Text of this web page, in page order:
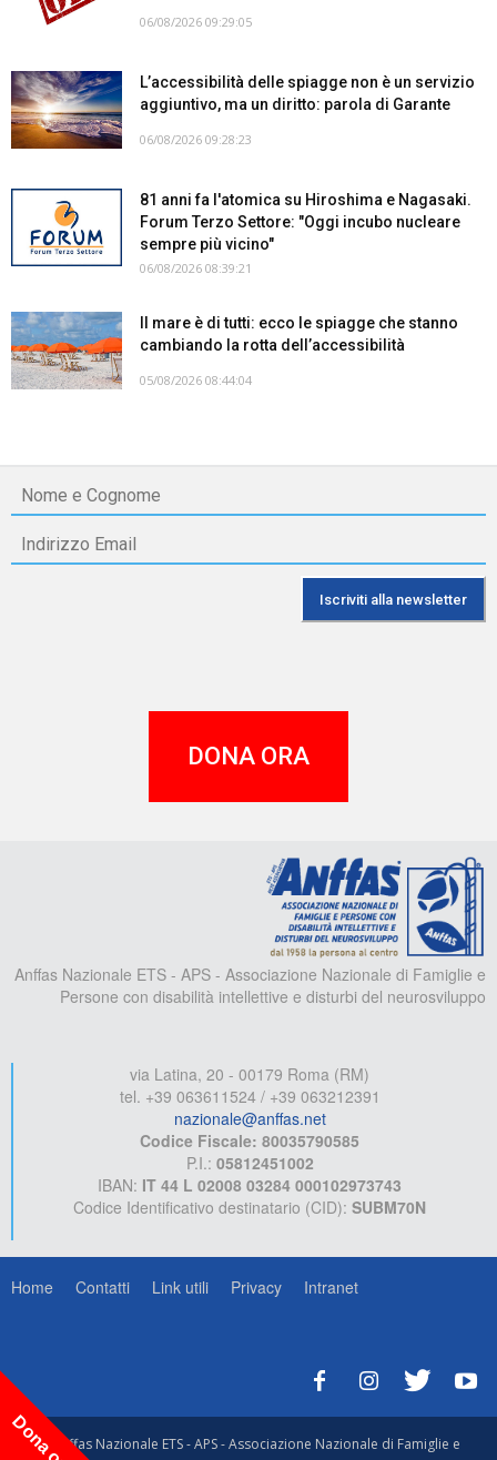
06/08/2026 09:29:05
L’accessibilità delle spiagge non è un servizio
aggiuntivo, ma un diritto: parola di Garante
06/08/2026 09:28:23
81 anni fa l'atomica su Hiroshima e Nagasaki.
Forum Terzo Settore: "Oggi incubo nucleare
sempre più vicino"
06/08/2026 08:39:21
Il mare è di tutti: ecco le spiagge che stanno
cambiando la rotta dell’accessibilità
05/08/2026 08:44:04
DONA ORA
Anffas Nazionale ETS - APS - Associazione Nazionale di Famiglie e
Persone con disabilità intellettive e disturbi del neurosviluppo
via Latina, 20 - 00179 Roma (RM)
tel. +39 063611524 / +39 063212391
nazionale@anffas.net
Codice Fiscale: 80035790585
P.I.: 05812451002
IBAN: IT 44 L 02008 03284 000102973743
Codice Identificativo destinatario (CID): SUBM70N
Home Contatti Link utili Privacy Intranet
© Anffas Nazionale ETS - APS - Associazione Nazionale di Famiglie e